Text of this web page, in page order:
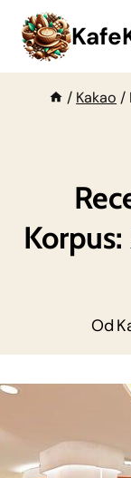
Přeskočit
obsah
/ Kakao /
Od